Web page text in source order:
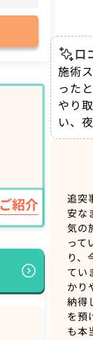
口
施術
った
やり
い、
追突
安な
気の
って
り、
てい
かり
納得
を預
も本